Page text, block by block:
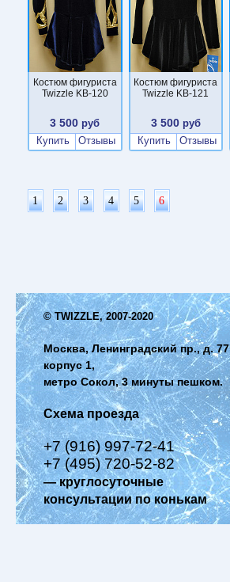
Костюм фигуриста
Twizzle KB-120
3 500 руб
Купить
Отзывы
Костюм фигуриста
Twizzle KB-121
3 500 руб
Купить
Отзывы
1 2 3 4 5 6
© TWIZZLE, 2007-2020
Москва, Ленинградский пр., д. 77
корпус 1,
метро Сокол, 3 минуты пешком.
Схема проезда
+7 (916) 997-72-41
+7 (495) 720-52-82
— круглосуточные
консультации по конькам